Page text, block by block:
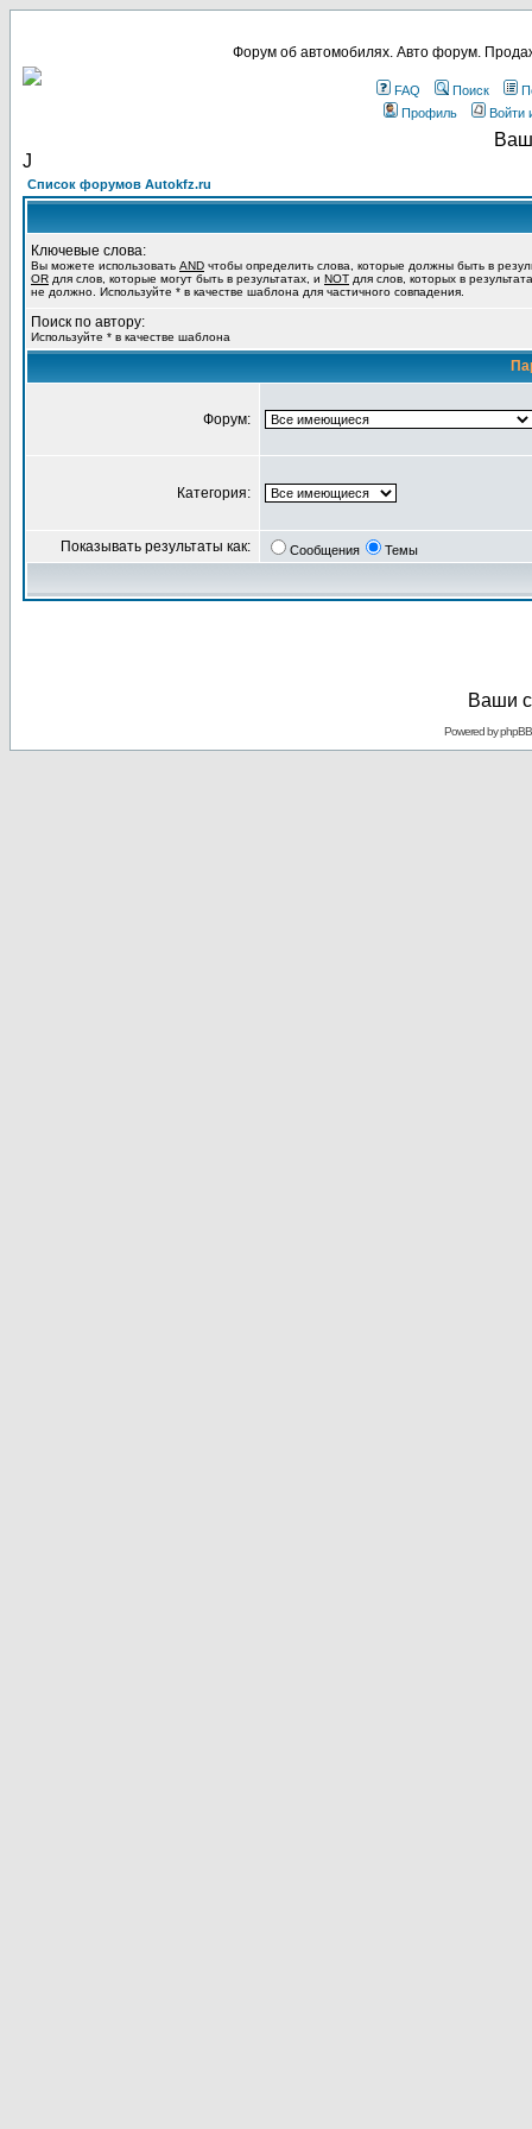
Форум об автомобилях. Авто форум.
FAQ Поиск
Профиль
Войти
Ј
Список форумов Autokfz.ru
Ключевые слова:
Вы можете использовать AND чтобы определить слова, которые должны быть в
OR для слов, которые могут быть в результатах, и NOT для слов, которых в
не должно. Используйте * в качестве шаблона для частичного совпадения.
Поиск по автору:
Используйте * в качестве шаблона
Форум:
Категория:
Показывать результаты как: Сообщения Темы
Ваши
Powered byphpBB